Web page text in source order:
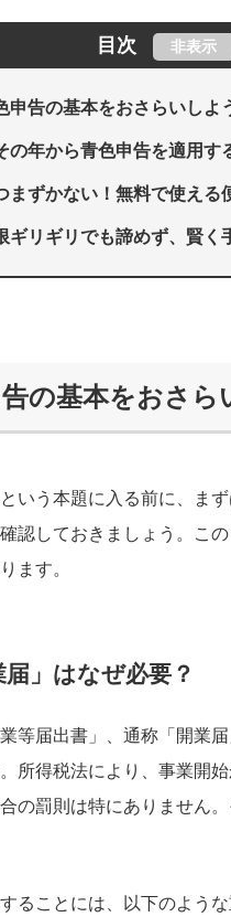
目次 非表示
申告の基本をおさらいしよ
の年から青色申告を適用す
まずかない！無料で使える
ギリギリでも諦めず、賢く
の基本をおさら
いう本題に入る前に、ま
認しておきましょう。こ
ます。
」はなぜ必要？
等届出書」、通称「開業
所得税法により、事業開
の罰則は特にありません
ることには、以下のよう